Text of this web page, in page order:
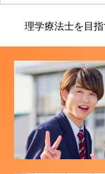
理学療法士を目